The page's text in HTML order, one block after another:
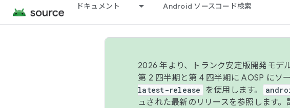
ドキュメント Android ソースコード検索
2026 年より、トランク安定版開発モデ
第 2 四半期と第 4 四半期に AOSP にソ
latest-release
を使用します。
ュされた最新のリリースを参照します。